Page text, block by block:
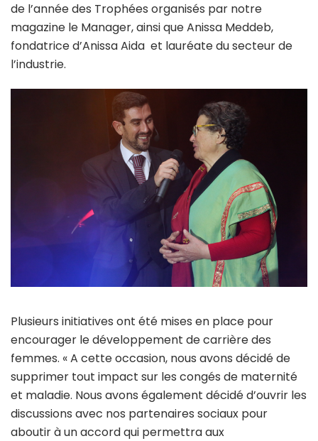
de l’année des Trophées organisés par notre
magazine le Manager, ainsi que Anissa Meddeb,
fondatrice d’Anissa Aida et lauréate du secteur de
l’industrie.
Plusieurs initiatives ont été mises en place pour
encourager le développement de carrière des
femmes. « A cette occasion, nous avons décidé de
supprimer tout impact sur les congés de maternité
et maladie. Nous avons également décidé d’ouvrir les
discussions avec nos partenaires sociaux pour
aboutir à un accord qui permettra aux